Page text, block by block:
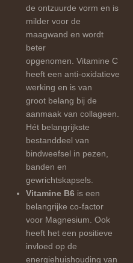
de ontzuurde vorm en is
milder voor de
maagwand en wordt
beter
opgenomen. Vitamine C
heeft een anti-oxidatieve
werking en is van
groot belang bij de
aanmaak van collageen.
Hét belangrijkste
bestanddeel van
bindweefsel in pezen,
banden en
gewrichtskapsels.
Vitamine B6 is een
belangrijke co-factor
voor Magnesium. Ook
heeft het een positieve
invloed op de
energiehuishouding van